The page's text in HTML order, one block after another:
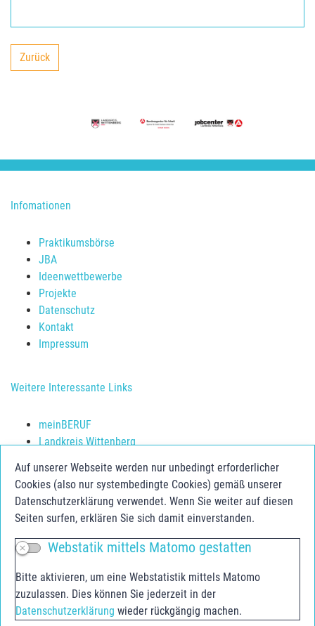
Auf unserer Webseite werden nur unbedingt erforderlicher
Cookies (also nur systembedingte Cookies) gemäß unserer
Datenschutzerklärung verwendet. Wenn Sie weiter auf diesen
Seiten surfen, erklären Sie sich damit einverstanden.
Webstatik mittels Matomo gestatten
Bitte aktivieren, um eine Webstatistik mittels Matomo
zuzulassen. Dies können Sie jederzeit in der
Datenschutzerklärung wieder rückgängig machen.
backward
Zurück
Infomationen
Praktikumsbörse
JBA
Ideenwettbewerbe
Projekte
Datenschutz
Kontakt
Impressum
Weitere Interessante Links
meinBERUF
Landkreis Wittenberg
Jugendberufsagentur Anhalt-Bitterfeld
Jugend.Berufs.Zentrum Dessau-Roßlau
Social Media
Facebook
Instagram
Youtube